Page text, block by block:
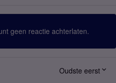
geen reactie achterlaten.
Oudste eerst